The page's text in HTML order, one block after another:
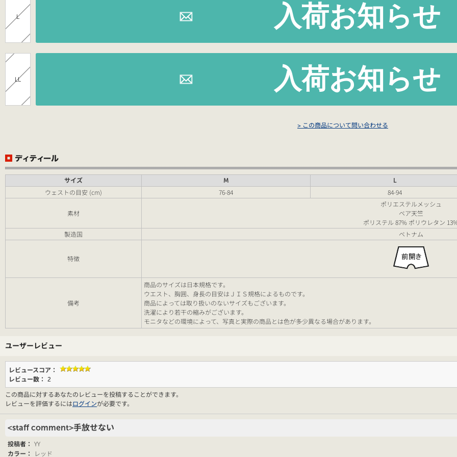
L
LL
> この商品について問い合わせる
サイズ M L
ウェストの目安 (cm) 76-84 84-94
素材
ポリエステルメッシュ
ベア天竺
ポリステル 87% ポリウレタン
製造国
ベトナム
特徴
備考
商品のサイズは日本規格です。
ウエスト、胸囲、身長の目安はＪＩＳ規格によるものです。
商品によっては取り扱いのないサイズもございます。
洗濯により若干の縮みがございます。
モニタなどの環境によって、写真と実際の商品とは色が多少異なる場合があります。
ユーザーレビュー
レビュースコア：
レビュー数：
2
この商品に対するあなたのレビューを投稿することができます。
レビューを評価するにはログインが必要です。
<staff comment>手放せない
投稿者： YY
カラー： レッド